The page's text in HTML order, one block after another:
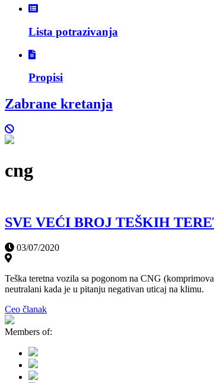
Lista potrazivanja
Propisi
Zabrane kretanja
cng
SVE VEĆI BROJ TEŠKIH
03/07/2020
Teška teretna vozila sa pogonom na CNG
neutralani kada je u pitanju negativan uticaj na klimu.
Ceo članak
Members of: